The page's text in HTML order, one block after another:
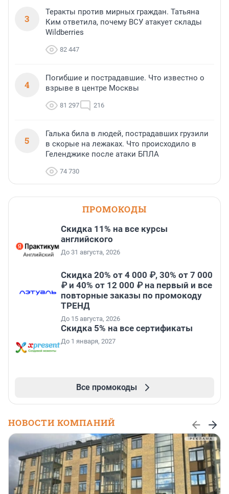
3
Теракты против мирных граждан. Татьяна
Ким ответила, почему ВСУ атакует склады
Wildberries
82 447
4
Погибшие и пострадавшие. Что известно о
взрыве в центре Москвы
81 297 216
5
Галька била в людей, пострадавших грузили
в скорые на лежаках. Что происходило в
Геленджике после атаки БПЛА
74 730
ПРОМОКОДЫ
Скидка 11% на все курсы
английского
До 31 августа, 2026
Скидка 20% от 4 000 ₽, 30% от 7 000
₽ и 40% от 12 000 ₽ на первый и все
повторные заказы по промокоду
ТРЕНД
До 15 августа, 2026
Скидка 5% на все сертификаты
До 1 января, 2027
Все промокоды
НОВОСТИ КОМПАНИЙ